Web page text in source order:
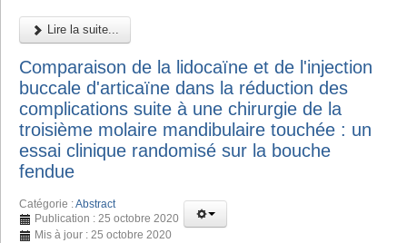
Lire la suite...
Comparaison de la lidocaïne et de l'injection
buccale d'articaïne dans la réduction des
complications suite à une chirurgie de la
troisième molaire mandibulaire touchée : un
essai clinique randomisé sur la bouche
fendue
Catégorie :Abstract
Publication : 25 octobre 2020
Mis à jour : 25 octobre 2020